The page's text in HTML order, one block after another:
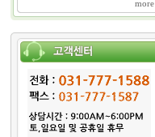
more